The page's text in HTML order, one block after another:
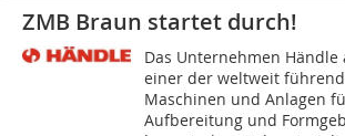
ZMB Braun startet durch!
Das Unternehmen Händle
einer der weltweit
Maschinen und Anlagen
Aufbereitung und